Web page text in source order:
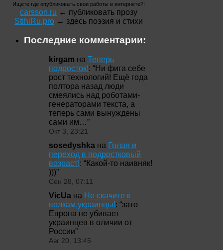
Ищете где опубликовать свои работы в интернете?!
carsson.ru ← публиковать прозу
StihiRu.pro ← здесь поэзия и стихи
Последние комментарии:
kirgam на Теперь
подросток!: “Ни фига себе
рост технологий! Ещё года
полтора назад люди
смеялись над роботами-
генераторами текста, а
теперь сами вынуждены
сами им…”
Окт 3, 23:21
sosedyshka на Голая и
переход в подростковый
возраст!: “Какой-то наивняк!
)))”
Сен 28, 07:11
VicUa на Не скачите к
волкам,украинцы!: “зато
Европа не убивает
украинцев в оличии от
России”
Авг 20, 13:45